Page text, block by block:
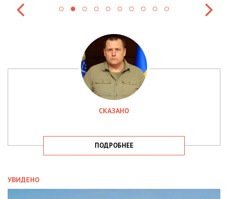
СКАЗАНО
ПОДРОБНЕЕ
УВИДЕНО